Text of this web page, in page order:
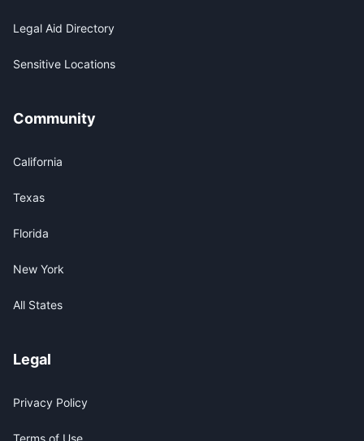
Legal Aid Directory
Sensitive Locations
Community
California
Texas
Florida
New York
All States
Legal
Privacy Policy
Terms of Use